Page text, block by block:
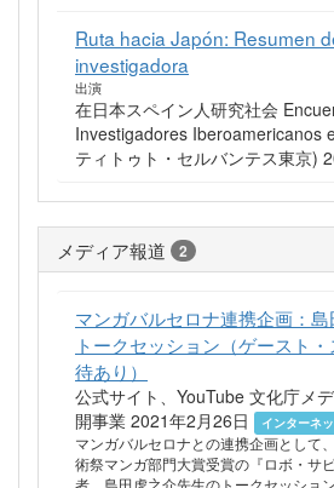
Ruta hacia Japón: Resumen
investigadora
出演
在日本スペイン人研究社会
Investigadores Iberoamericanos
ティトゥト・セルバンテス東京)
メディア報道 2
マンガバルセロナ連携企画：
トークセッション（ゲースト
待あり）
公式サイト、YouTube 文化庁メ
開事業 2021年2月26日
インターネ
マンガバルセロナとの連携企画として
術祭マンガ部門大賞受賞の『ロボ・サ
者、島田虎之介先生のトークセッショ